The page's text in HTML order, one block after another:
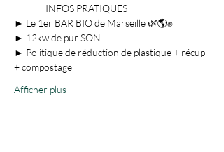
_______ INFOS PRATIQUES _______
► Le 1er BAR BIO de Marseille 🌿🌎✊
► 12kw de pur SON
► Politique de réduction de plastique + récup
+ compostage
Afficher plus